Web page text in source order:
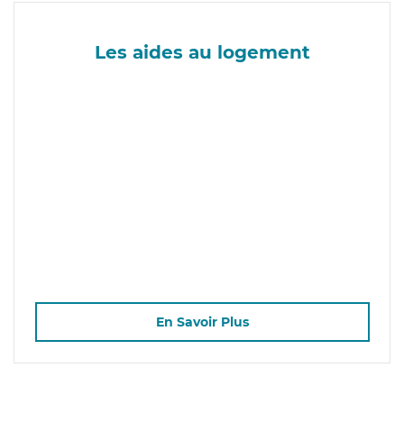
Les aides au logement
En Savoir Plus